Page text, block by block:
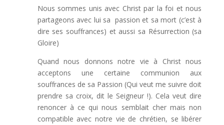
Nous sommes unis avec Christ par la foi et nous
partageons avec lui sa passion et sa mort (c’est à
dire ses souffrances) et aussi sa Résurrection (sa
Gloire)
Quand nous donnons notre vie à Christ nous
acceptons une certaine communion aux
souffrances de sa Passion (Qui veut me suivre doit
prendre sa croix, dit le Seigneur !). Cela veut dire
renoncer à ce qui nous semblait cher mais non
compatible avec notre vie de chrétien, se libérer